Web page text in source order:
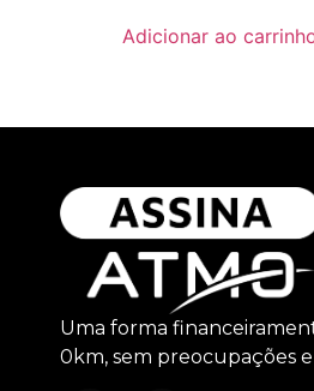
Adicionar ao
Uma forma
0km, sem preocupações